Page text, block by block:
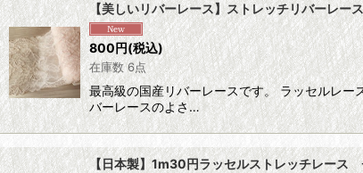
【美しいリバーレース】ストレッチリバー
800円(税込)
在庫数 6点
最高級の国産リバーレースです。 ラッセルレ
バーレースのよさ…
【日本製】1m30円ラッセルストレッチレー